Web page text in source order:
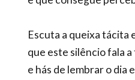
Escuta a queixa tácita
que este silêncio fala
e hás de lembrar o dia